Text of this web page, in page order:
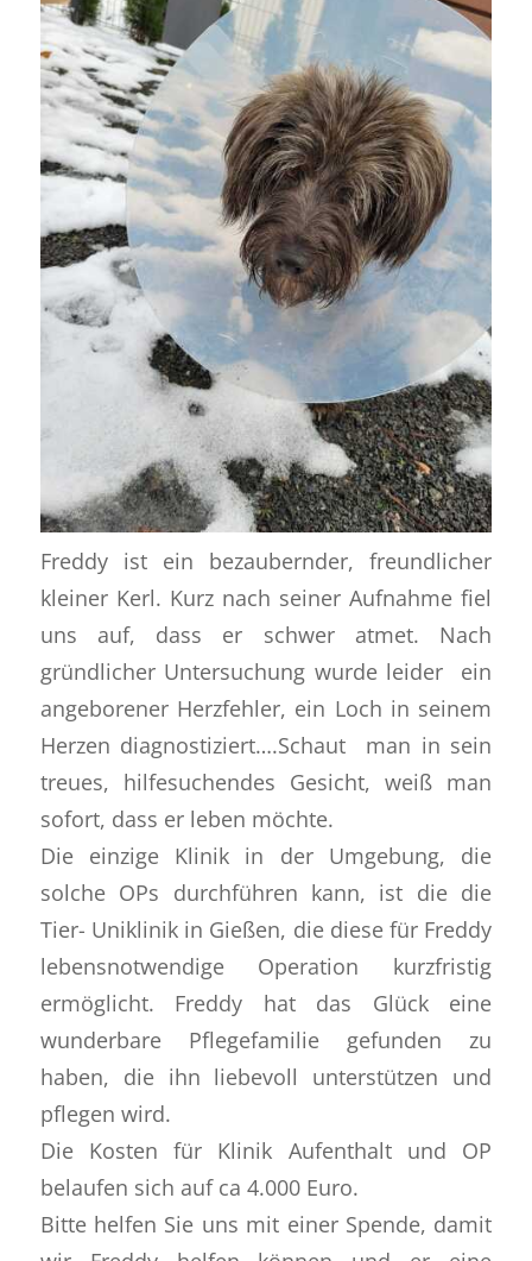
Freddy ist ein bezaubernder, freundlicher
kleiner Kerl. Kurz nach seiner Aufnahme fiel
uns auf, dass er schwer atmet. Nach
gründlicher Untersuchung wurde leider ein
angeborener Herzfehler, ein Loch in seinem
Herzen diagnostiziert….Schaut man in sein
treues, hilfesuchendes Gesicht, weiß man
sofort, dass er leben möchte.
Die einzige Klinik in der Umgebung, die
solche OPs durchführen kann, ist die die
Tier- Uniklinik in Gießen, die diese für Freddy
lebensnotwendige Operation kurzfristig
ermöglicht. Freddy hat das Glück eine
wunderbare Pflegefamilie gefunden zu
haben, die ihn liebevoll unterstützen und
pflegen wird.
Die Kosten für Klinik Aufenthalt und OP
belaufen sich auf ca 4.000 Euro.
Bitte helfen Sie uns mit einer Spende, damit